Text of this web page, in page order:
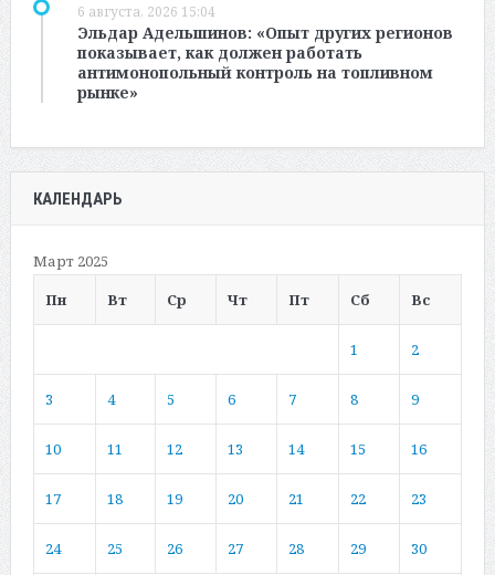
6 августа, 2026 15:04
Эльдар Адельшинов: «Опыт других регионов
показывает, как должен работать
антимонопольный контроль на топливном
рынке»
КАЛЕНДАРЬ
Март 2025
Пн
Вт Ср Чт Пт Сб Вс
1 2
3 4 5 6 7 8 9
10 11 12 13 14 15 16
17 18 19 20 21 22 23
24 25 26 27 28 29 30